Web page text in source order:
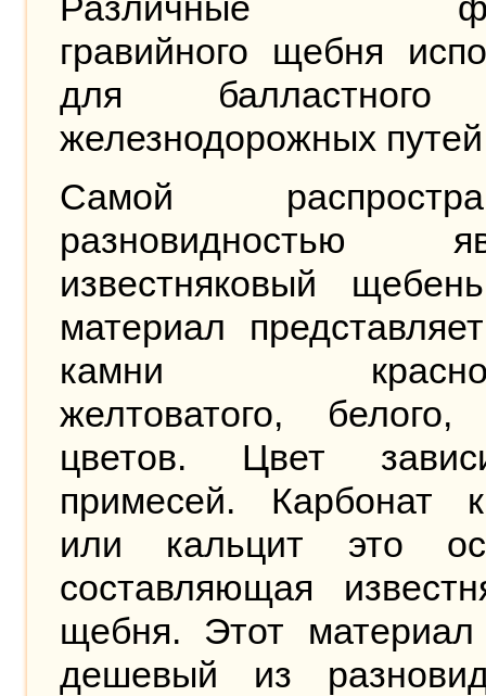
гравийного щебня
для
железнодорожных
Самой
разновидностью
известняковый
материал
камни
желтоватого, белого,
цветов. Цвет
примесей. Карбонат
или кальцит это
составляющая
щебня. Этот
дешевый из